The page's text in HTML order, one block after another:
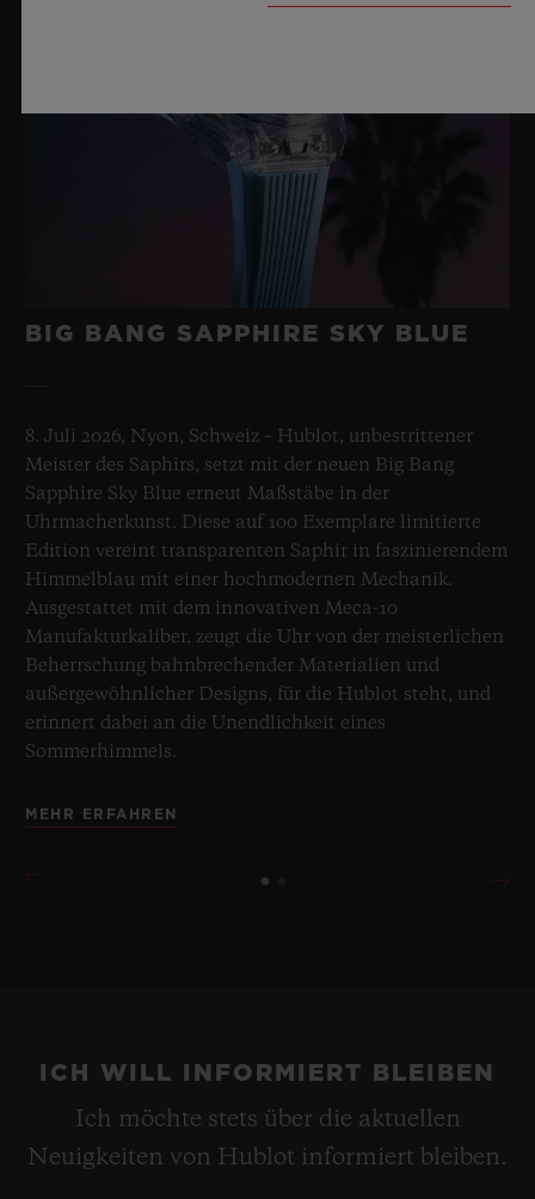
BIG BANG SAPPHIRE SKY BLUE
8. Juli 2026, Nyon, Schweiz – Hublot, unbestrittener
Meister des Saphirs, setzt mit der neuen Big Bang
Sapphire Sky Blue erneut Maßstäbe in der
Uhrmacherkunst. Diese auf 100 Exemplare limitierte
Edition vereint transparenten Saphir in faszinierendem
Himmelblau mit einer hochmodernen Mechanik.
Ausgestattet mit dem innovativen Meca-10
Manufakturkaliber, zeugt die Uhr von der meisterlichen
Beherrschung bahnbrechender Materialien und
außergewöhnlicher Designs, für die Hublot steht, und
erinnert dabei an die Unendlichkeit eines
Sommerhimmels.
MEHR ERFAHREN
ICH WILL INFORMIERT BLEIBEN
Ich möchte stets über die aktuellen
Neuigkeiten von Hublot informiert bleiben.